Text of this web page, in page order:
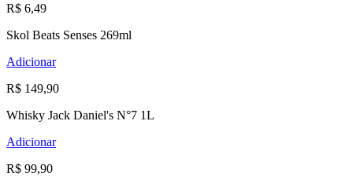
R$ 6,49
Skol Beats Senses 269ml
Adicionar
R$ 149,90
Whisky Jack Daniel's N°7 1L
Adicionar
R$ 99,90